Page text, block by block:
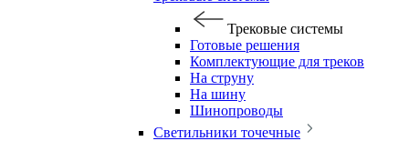
Трековые системы
Готовые решения
Комплектующие для треков
На струну
На шину
Шинопроводы
Светильники точечные